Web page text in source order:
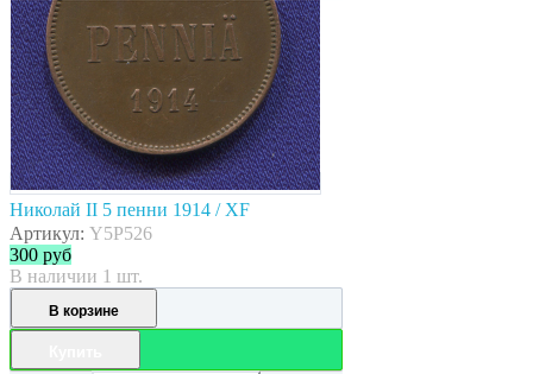
Николай II 5 пенни 1914 / XF
Артикул: Y5P526
300 руб
В наличии 1 шт.
В корзине